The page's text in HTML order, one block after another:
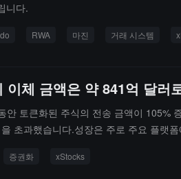
니다.
RWA 마진 거래 시스템
체 금액은 약 841억 달러
토큰화된 주식의 전송 금액이
초과했습니다.성장은 주로 주요 플
나은 성과를 보였습니다. 같은 기간
증권화 xStocks